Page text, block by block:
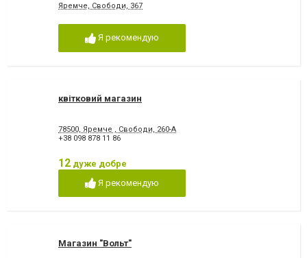
Яремче, Свободи, 367
Я рекомендую
квітковий магазин
78500, Яремче , Свободи, 260-А
+38 098 878 11 86
12 дуже добре
Я рекомендую
Магазин "Вольт"